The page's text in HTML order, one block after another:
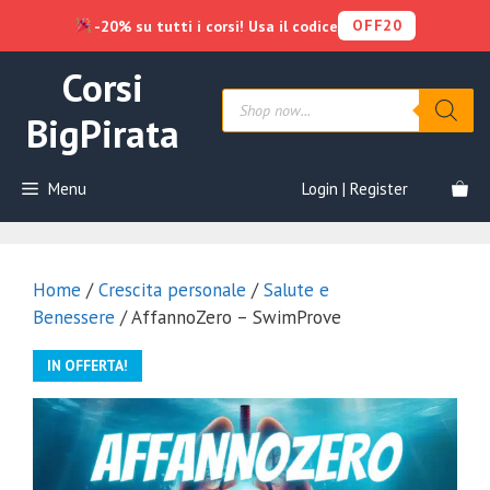
contenuto
Corsi
BigPirata
Products
search
Menu Login | Register
Home /Crescita personale /Salute e
Benessere / AffannoZero – SwimProve
IN OFFERTA!
-20% su tutti i corsi! Usa il codice OFF20